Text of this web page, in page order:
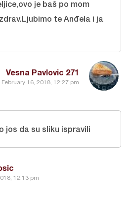
Vesna Pavlovic 271
February 16, 2018, 12:27 pm
je baš po mom
te Anđela i ja
12:13 pm
jos da su sliku ispravili